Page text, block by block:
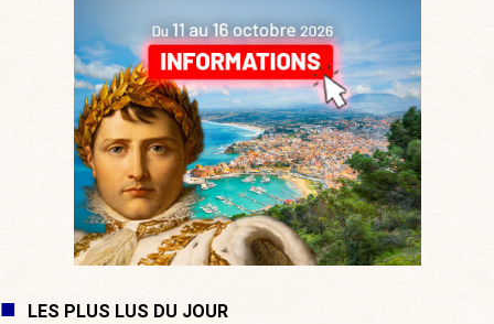
LES PLUS LUS DU JOUR